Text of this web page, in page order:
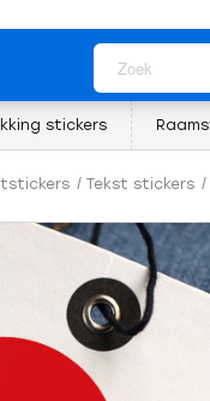
/ Tekst stickers /
stickers